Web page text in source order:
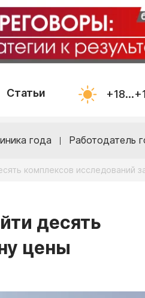
Статьи
года Работодатель
комплексов исследований
десять
цены